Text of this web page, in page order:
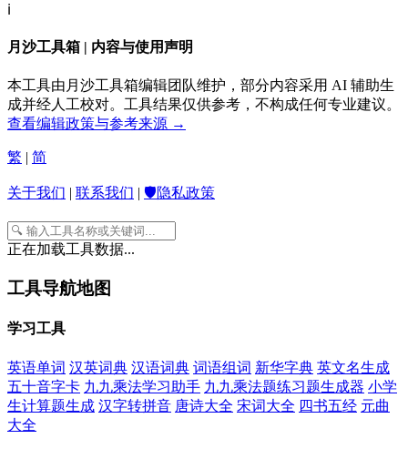
ℹ️
月沙工具箱 | 内容与使用声明
本工具由月沙工具箱编辑团队维护，部分内容采用 AI 辅助生
成并经人工校对。工具结果仅供参考，不构成任何专业建议。
查看编辑政策与参考来源 →
繁 | 简
关于我们 | 联系我们 | 🛡️隐私政策
正在加载工具数据...
工具导航地图
学习工具
英语单词 汉英词典 汉语词典 词语组词 新华字典 英文名生成
五十音字卡 九九乘法学习助手 九九乘法题练习题生成器 小学
生计算题生成 汉字转拼音 唐诗大全 宋词大全 四书五经 元曲
大全